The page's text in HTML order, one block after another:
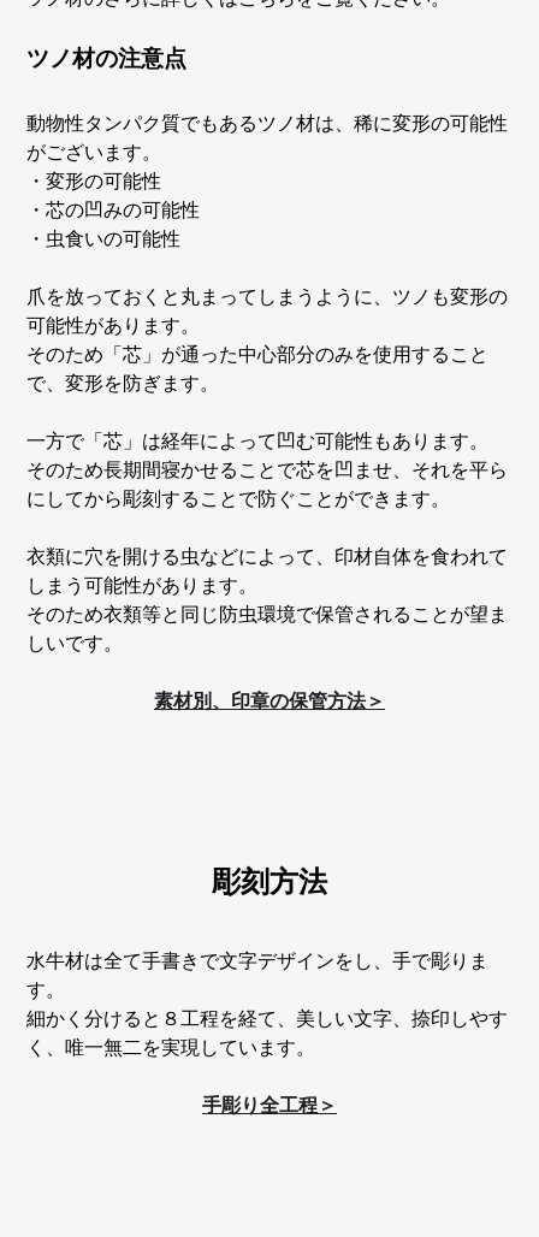
ツノ材の注意点
動物性タンパク質でもあるツノ材は、稀に変形の可能性
がございます。
・変形の可能性
・芯の凹みの可能性
・虫食いの可能性
爪を放っておくと丸まってしまうように、ツノも変形の
可能性があります。
そのため「芯」が通った中心部分のみを使用すること
で、変形を防ぎます。
一方で「芯」は経年によって凹む可能性もあります。
そのため長期間寝かせることで芯を凹ませ、それを平ら
にしてから彫刻することで防ぐことができます。
衣類に穴を開ける虫などによって、印材自体を食われて
しまう可能性があります。
そのため衣類等と同じ防虫環境で保管されることが望ま
しいです。
素材別、印章の保管方法＞
彫刻方法
水牛材は全て手書きで文字デザインをし、手で彫りま
す。
細かく分けると８工程を経て、美しい文字、捺印しやす
く、唯一無二を実現しています。
手彫り全工程＞